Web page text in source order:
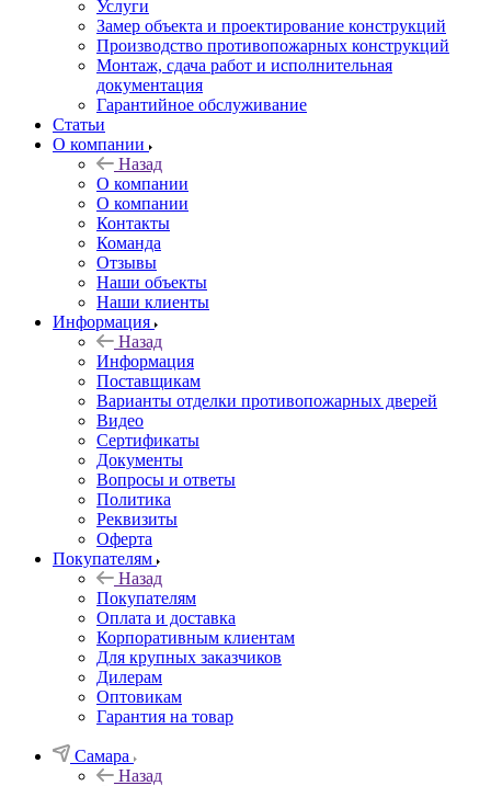
Услуги
Замер объекта и проектирование конструкций
Производство противопожарных конструкций
Монтаж, сдача работ и исполнительная
документация
Гарантийное обслуживание
Статьи
О компании
Назад
О компании
О компании
Контакты
Команда
Отзывы
Наши объекты
Наши клиенты
Информация
Назад
Информация
Поставщикам
Варианты отделки противопожарных дверей
Видео
Сертификаты
Документы
Вопросы и ответы
Политика
Реквизиты
Оферта
Покупателям
Назад
Покупателям
Оплата и доставка
Корпоративным клиентам
Для крупных заказчиков
Дилерам
Оптовикам
Гарантия на товар
Самара
Назад